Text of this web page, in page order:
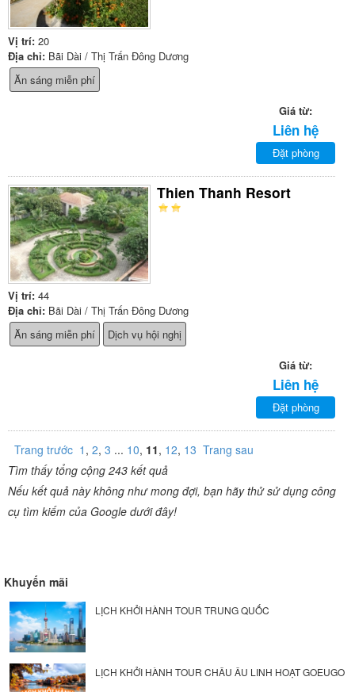
Vị trí: 20
Địa chỉ: Bãi Dài / Thị Trấn Đông Dương
Ăn sáng miễn phí
Giá từ:
Liên hệ
Đặt phòng
Thien Thanh Resort
Vị trí: 44
Địa chỉ: Bãi Dài / Thị Trấn Đông Dương
Ăn sáng miễn phí
Dịch vụ hội nghị
Giá từ:
Liên hệ
Đặt phòng
Trang trước 1 , 2, 3 ... 10, 11, 12, 13 Trang sau
Tìm thấy tổng cộng 243 kết quả
Nếu kết quả này không như mong đợi, bạn hãy thử sử dụng công
cụ tìm kiếm của Google dưới đây!
Khuyến mãi
LỊCH KHỞI HÀNH TOUR TRUNG QUỐC
LỊCH KHỞI HÀNH TOUR CHÂU ÂU LINH HOẠT GOEUGO